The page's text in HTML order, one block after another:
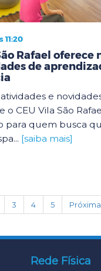
11:20
Rafael oferece
de
e
o CEU Vila São
para quem busca
[saiba mais]
3 4 5 Próxima
Rede Física